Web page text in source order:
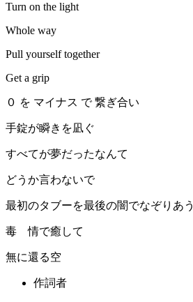
Turn on the light
Whole way
Pull yourself together
Get a grip
０ を マイナス で 繋ぎ合い
手錠が瞬きを凪ぐ
すべてが夢だったなんて
どうか言わないで
最初のタブーを最後の闇でなぞりあう
毒 情で癒して
無に還る空
作詞者